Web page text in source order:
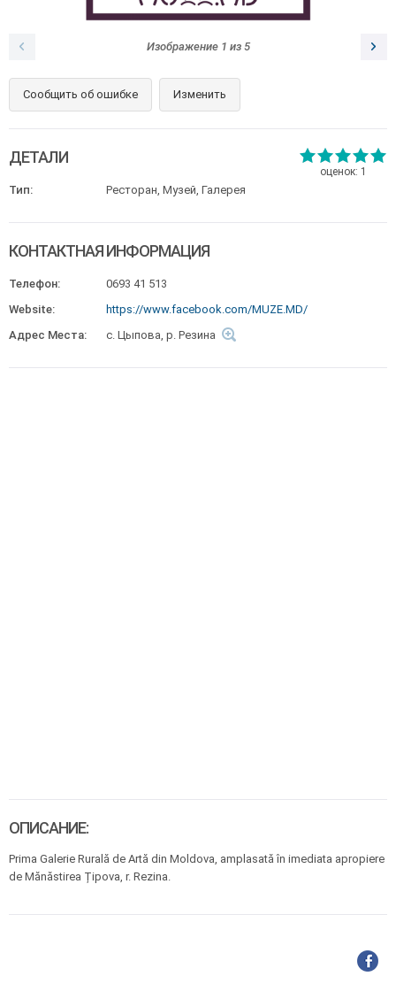
Изображение 1 из 5
Сообщить об ошибке Изменить
оценок: 1
ДЕТАЛИ
Тип: Ресторан, Музей, Галерея
КОНТАКТНАЯ ИНФОРМАЦИЯ
Телефон:
0693 41 513
Website:
https://www.facebook.com/MUZE.MD/
Адрес Места:
с. Цыпова, р. Резина
ОПИСАНИЕ:
Prima Galerie Rurală de Artă din Moldova, amplasată în imediata apropiere
de Mănăstirea Țipova, r. Rezina.